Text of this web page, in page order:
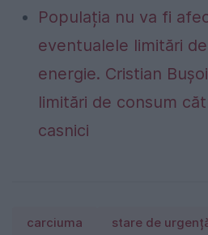
Populația nu va fi
eventualele limitări
energie. Cristian
limitări de consum
casnici
carciuma stare de